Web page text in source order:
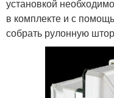
установкой
в комплекте и с
собрать рулонную